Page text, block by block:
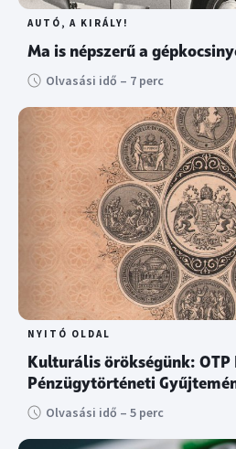
AUTÓ, A KIRÁLY!
Ma is népszerű a
Olvasási idő – 7 perc
NYITÓ OLDAL
Kulturális örökségünk: OTP
Pénzügytörténeti
Olvasási idő – 5 perc